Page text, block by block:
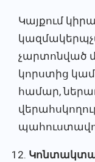
Կայքում
չարտոնված
կորստից
համար,